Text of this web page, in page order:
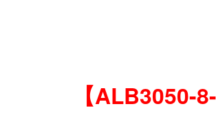
【ALB3050-